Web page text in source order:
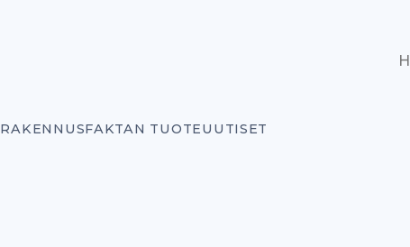
RAKENNUSFAKTAN TUOTEUUTISET